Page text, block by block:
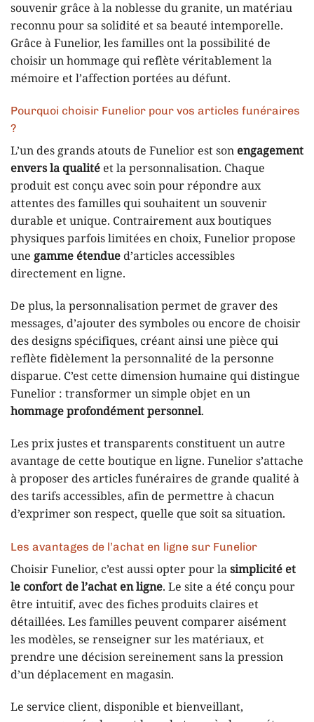
souvenir grâce à la noblesse du granite, un matériau
reconnu pour sa solidité et sa beauté intemporelle.
Grâce à Funelior, les familles ont la possibilité de
choisir un hommage qui reflète véritablement la
mémoire et l’affection portées au défunt.
Pourquoi choisir Funelior pour vos articles funéraires
?
L’un des grands atouts de Funelior est sonengagement
envers la qualitéet la personnalisation. Chaque
produit est conçu avec soin pour répondre aux
attentes des familles qui souhaitent un souvenir
durable et unique. Contrairement aux boutiques
physiques parfois limitées en choix, Funelior propose
une gamme étendued’articles accessibles
directement en ligne.
De plus, la personnalisation permet de graver des
messages, d’ajouter des symboles ou encore de choisir
des designs spécifiques, créant ainsi une pièce qui
reflète fidèlement la personnalité de la personne
disparue. C’est cette dimension humaine qui distingue
Funelior : transformer un simple objet en un
hommage profondément personnel.
Les prix justes et transparents constituent un autre
avantage de cette boutique en ligne. Funelior s’attache
à proposer des articles funéraires de grande qualité à
des tarifs accessibles, afin de permettre à chacun
d’exprimer son respect, quelle que soit sa situation.
Les avantages de l’achat en ligne sur Funelior
Choisir Funelior, c’est aussi opter pour lasimplicité et
le confort de l’achat en ligne. Le site a été conçu pour
être intuitif, avec des fiches produits claires et
détaillées. Les familles peuvent comparer aisément
les modèles, se renseigner sur les matériaux, et
prendre une décision sereinement sans la pression
d’un déplacement en magasin.
Le service client, disponible et bienveillant,